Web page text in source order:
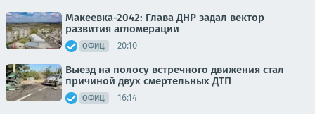
Макеевка-2042: Глава ДНР задал вектор
развития агломерации
ОФИЦ. 20:10
Выезд на полосу встречного движения стал
причиной двух смертельных ДТП
ОФИЦ. 16:14